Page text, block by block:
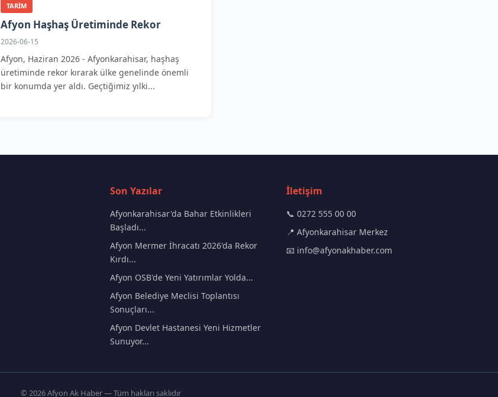
TARIM
Afyon Haşhaş Üretiminde Rekor
2026-06-15
Afyon, Haziran 2026 - Afyonkarahisar, haşhaş
üretiminde rekor kırarak ülke genelinde önemli
bir konumda yer aldı. Geçtiğimiz yılki...
Son Yazılar
Afyonkarahisar'da Bahar Etkinlikleri
Başladı...
Afyon Mermer İhracatı 2026'da Rekor
Kırdı...
Afyon OSB'de Yeni Yatırımlar Yolda...
Afyon Belediye Meclisi Toplantısı
Sonuçları...
Afyon Devlet Hastanesi Yeni Hizmetler
Sunuyor...
İletişim
📞 0272 555 00 00
📍 Afyonkarahisar Merkez
📧 info@afyonakhaber.com
© 2026 Afyon Ak Haber — Tüm hakları saklıdır